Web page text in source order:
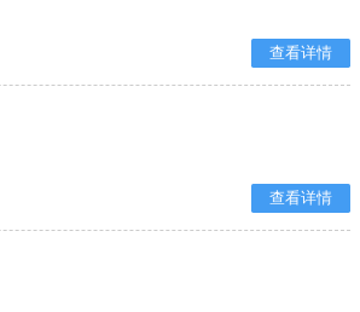
查看详情
查看详情